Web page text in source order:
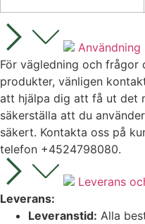
Användning
För vägledning och frågor
produkter, vänligen
att hjälpa dig att få ut det
säkerställa att du
säkert. Kontakta oss på
telefon +4524798080.
Leverans
Leverans:
Leveranstid: Alla